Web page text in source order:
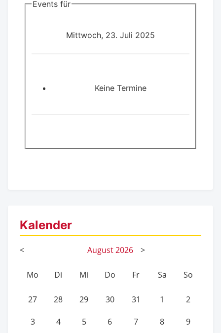
Events für
Mittwoch, 23. Juli 2025
Keine Termine
Kalender
< August2026 >
Mo Di Mi Do Fr Sa So
27 28 29 30 31 1 2
3 4 5 6 7 8 9